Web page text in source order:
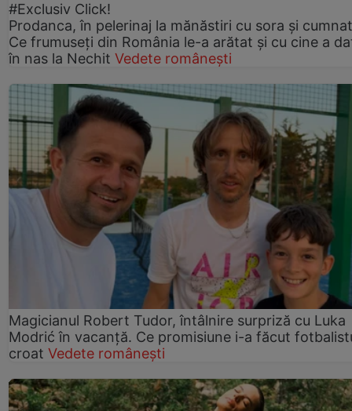
#Exclusiv Click!
Prodanca, în pelerinaj la mănăstiri cu sora și
Ce frumuseți din România le-a arătat și cu cine a
în nas la Nechit Vedete românești
Magicianul Robert Tudor, întâlnire surpriză cu Luka
Modrić în vacanță. Ce promisiune i-a făcut
croat Vedete românești